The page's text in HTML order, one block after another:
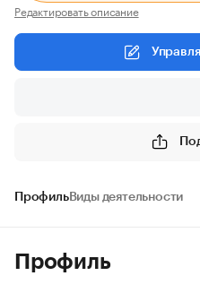
Редактировать описание
ПрофильВиды деятельности
Профиль